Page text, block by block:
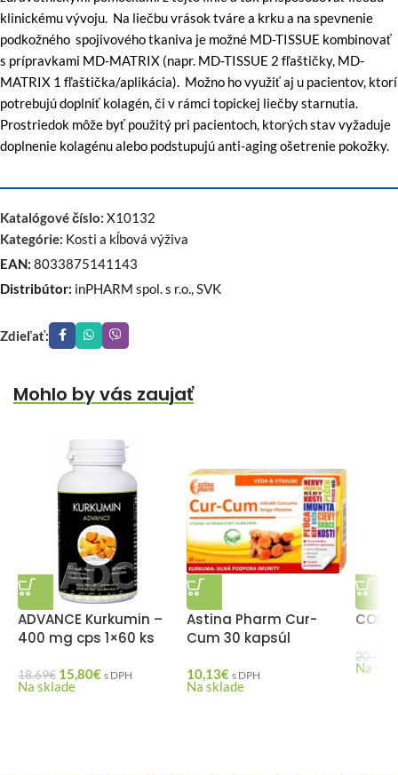
klinickému vývoju. Na liečbu vrások tváre a krku a na spevnenie
podkožného spojivového tkaniva je možné MD-TISSUE kombinovať
s prípravkami MD-MATRIX (napr. MD-TISSUE 2 fľaštičky, MD-
MATRIX 1 fľaštička/aplikácia). Možno ho využiť aj u pacientov, ktorí
potrebujú doplniť kolagén, či v rámci topickej liečby starnutia.
Prostriedok môže byť použitý pri pacientoch, ktorých stav vyžaduje
doplnenie kolagénu alebo podstupujú anti-aging ošetrenie pokožky.
Katalógové číslo: X10132
Kategórie: Kosti a kĺbová výživa
EAN: 8033875141143
Distribútor: inPHARM spol. s r.o., SVK
Zdieľať:
Mohlo by vás zaujať
ADVANCE Kurkumin –
400 mg cps 1×60 ks
18,69€ 15,80€ s DPH
Na sklade
Astina Pharm Cur-
Cum 30 kapsúl
10,13€ s DPH
Na sklade
20,76
Na